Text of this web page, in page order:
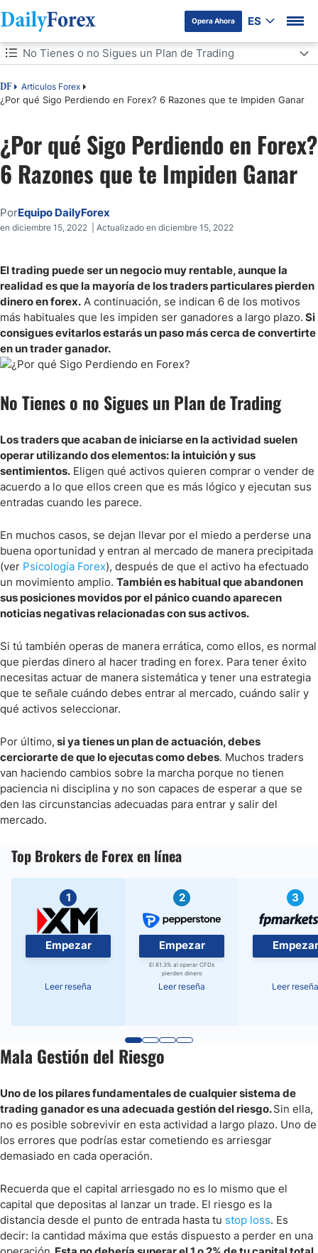
Opera Ahora ES
Tabla de contenidos
DF Articulos Forex
¿Por qué Sigo Perdiendo en Forex? 6 Razones que te Impiden Ganar
No Tienes o no Sigues un Plan de Trading
No Tienes o no Sigues un Plan de Trading
Capital Insuficiente
No te Adaptas a las Condiciones del Mercado
Expectativas poco Realistas y Falta de Orientación
Formas de Evitar Perder Dinero en Forex
Utiliza un Sistema de Trading con Directrices Claras
Usa una Cuenta en Demo
Ejecutas
Protege tu Cuenta de Trading
Mantén tus Gráficos Limpios
Preguntas Frecuentes
¿Por qué Sigo Perdiendo en Forex?
6 Razones que te Impiden Ganar
PorEquipo DailyForex
en diciembre 15, 2022 | Actualizado en diciembre 15, 2022
El trading puede ser un negocio muy rentable, aunque la
realidad es que la mayoría de los traders particulares pierden
dinero en forex. A continuación, se indican 6 de los motivos
más habituales que les impiden ser ganadores a largo plazo. Si
consigues evitarlos estarás un paso más cerca de convertirte
en un trader ganador.
No Tienes o no Sigues un Plan de Trading
Los traders que acaban de iniciarse en la actividad suelen
operar utilizando dos elementos: la intuición y sus
sentimientos. Eligen qué activos quieren comprar o vender de
acuerdo a lo que ellos creen que es más lógico y ejecutan sus
entradas cuando les parece.
En muchos casos, se dejan llevar por el miedo a perderse una
buena oportunidad y entran al mercado de manera precipitada
(ver Psicología Forex), después de que el activo ha efectuado
un movimiento amplio. También es habitual que abandonen
sus posiciones movidos por el pánico cuando aparecen
noticias negativas relacionadas con sus activos.
Si tú también operas de manera errática, como ellos, es normal
que pierdas dinero al hacer trading en forex. Para tener éxito
necesitas actuar de manera sistemática y tener una estrategia
que te señale cuándo debes entrar al mercado, cuándo salir y
qué activos seleccionar.
Por último, si ya tienes un plan de actuación, debes
cerciorarte de que lo ejecutas como debes. Muchos traders
van haciendo cambios sobre la marcha porque no tienen
paciencia ni disciplina y no son capaces de esperar a que se
den las circunstancias adecuadas para entrar y salir del
mercado.
Top Brokers de Forex en línea
1
Empezar
Leer reseña
2
Empezar
El 81.3% al operar CFDs
pierden dinero
Leer reseña
3
Empezar
Leer reseña
Mala Gestión del Riesgo
Uno de los pilares fundamentales de cualquier sistema de
trading ganador es una adecuada gestión del riesgo.Sin ella,
no es posible sobrevivir en esta actividad a largo plazo. Uno de
los errores que podrías estar cometiendo es arriesgar
demasiado en cada operación.
Recuerda que el capital arriesgado no es lo mismo que el
capital que depositas al lanzar un trade. El riesgo es la
distancia desde el punto de entrada hasta tu stop loss. Es
decir: la cantidad máxima que estás dispuesto a perder en una